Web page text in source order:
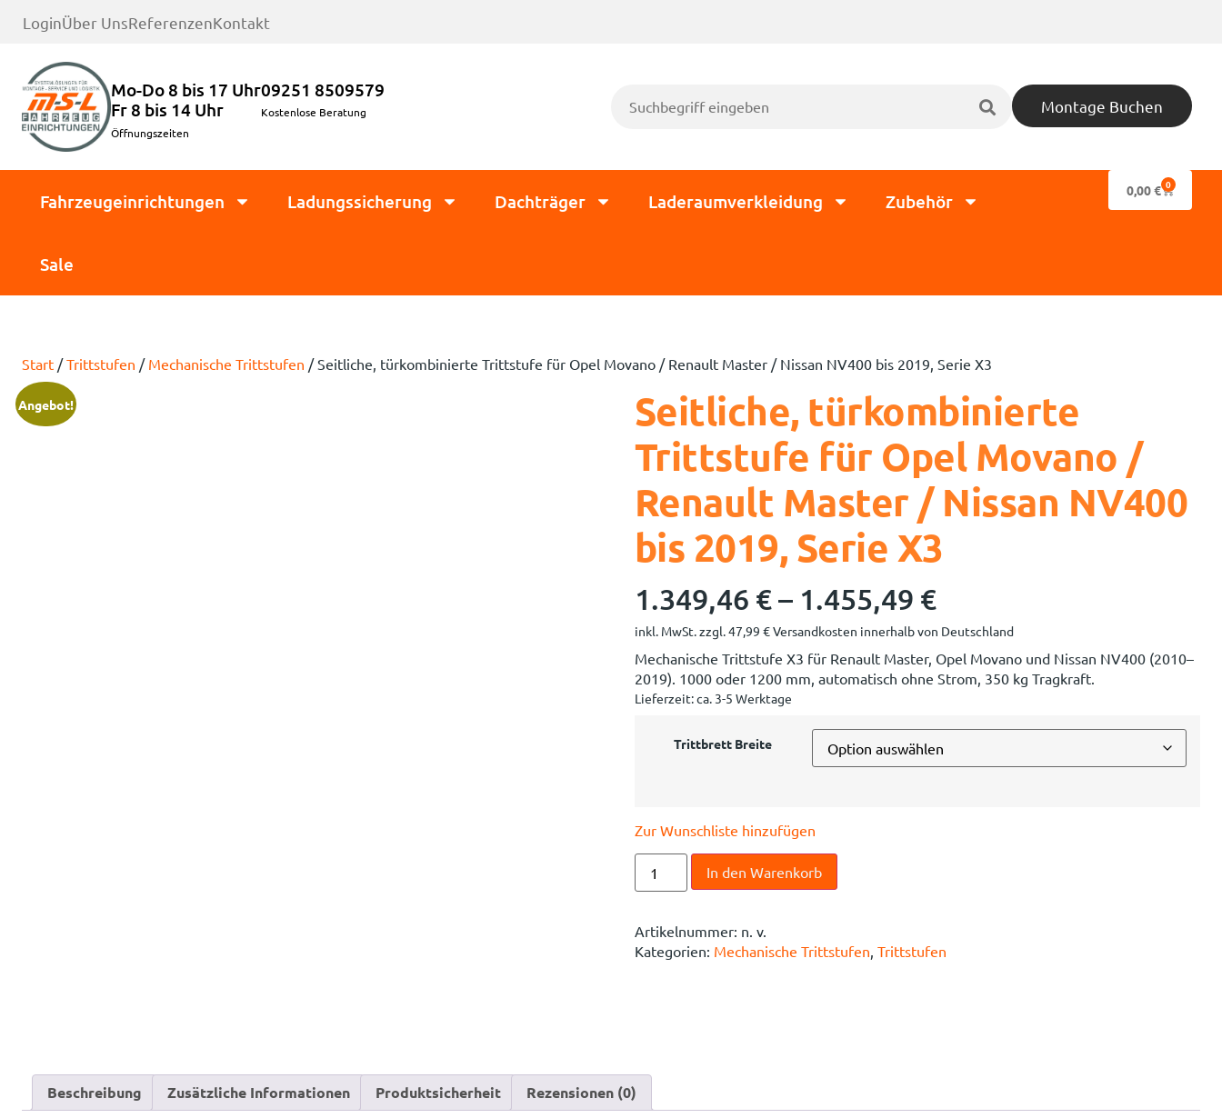
LoginÜber UnsReferenzenKontakt
Mo-Do 8 bis 17 Uhr
Fr 8 bis 14 Uhr
Öffnungszeiten
09251 8509579
Kostenlose Beratung Montage Buchen
Fahrzeugeinrichtungen Ladungssicherung Dachträger Laderaumverkleidung Zubehör
Sale
0,00€ 0
Start /Trittstufen / Mechanische Trittstufen / Seitliche, türkombinierte Trittstufe für Opel Movano / Renault Master / Nissan NV400 bis 2019, Serie X3
Angebot!
Seitliche, türkombinierte
Trittstufe für Opel Movano /
Renault Master / Nissan NV400
bis 2019, Serie X3
1.349,46 €– 1.455,49 €
inkl. MwSt.zzgl.47,99 €Versandkosten innerhalb von Deutschland
Mechanische Trittstufe X3 für Renault Master, Opel Movano und Nissan NV400 (2010–
2019). 1000 oder 1200 mm, automatisch ohne Strom, 350 kg Tragkraft.
Lieferzeit:ca. 3-5 Werktage
Trittbrett Breite
Zur Wunschliste hinzufügen
In den Warenkorb
Artikelnummer: n. v.
Kategorien: Mechanische Trittstufen, Trittstufen
Beschreibung Zusätzliche Informationen Produktsicherheit Rezensionen (0)